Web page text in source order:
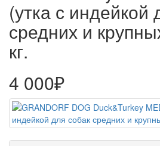
(утка с индейкой
средних и
кг.
4 000₽